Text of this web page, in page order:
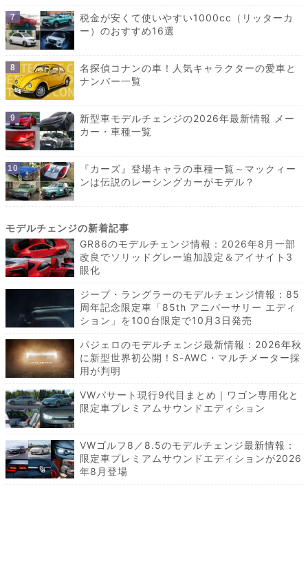
税金が安くて使いやすい1000cc（リッターカ
ー）のおすすめ16選
名探偵コナンの車！人気キャラクターの愛車と
ナンバー一覧
新型車モデルチェンジの2026年最新情報 メー
カー・車種一覧
『カーズ』登場キャラの車種一覧～マックィー
ンは伝説のレーシングカーがモデル？
GR86のモデルチェンジ情報：2026年8月一部
改良でソリッドグレー追加設定＆アイサイト3
眼化
ジープ・ラングラーのモデルチェンジ情報：85
周年記念限定車「85th アニバーサリー エディ
ション」を100台限定で10月3日発売
パジェロのモデルチェンジ最新情報：2026年秋
に新型世界初公開！S-AWC・マルチメーター採
用が判明
VWパサート現行9代目まとめ｜ワゴン専用化と
限定車プレミアムサウンドエディション
VWゴルフ8／8.5のモデルチェンジ最新情報：
限定車プレミアムサウンドエディションが2026
年8月登場